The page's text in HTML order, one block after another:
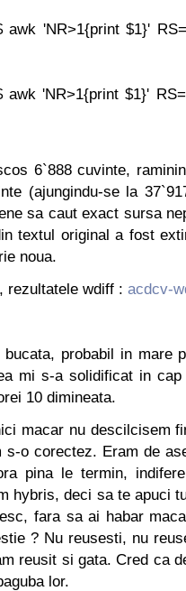
awk 'NR>1{print $1}'
awk 'NR>1{print $1}'
6`888 cuvinte,
(ajungindu-se la
sa caut exact sursa
textul original a fost
noua.
rezultatele wdiff : acdcv-
probabil in mare
mi s-a solidificat in
10 dimineata.
macar nu descilcisem
o corectez. Eram de
pina le termin,
hybris, deci sa te apuci
fara sa ai habar
? Nu reusesti, nu
reusit si gata. Cred ca
lor.